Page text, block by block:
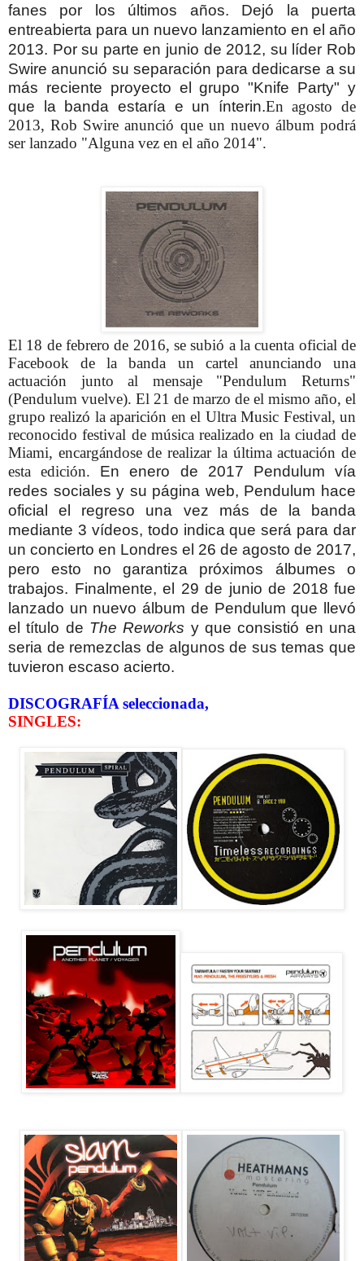
fanes por los últimos años. Dejó la puerta
entreabierta para un nuevo lanzamiento en el año
2013. Por su parte en junio de 2012, su líder Rob
Swireanunció su separación para dedicarse a su
más reciente proyecto el grupo "Knife Party" y
que la banda estaría e un ínterin.En agosto de
2013, Rob Swire anunció que un nuevo álbum podrá
ser lanzado "Alguna vez en el año 2014".
El 18 de febrero de 2016, se subió a la cuenta oficial de
Facebook de la banda un cartel anunciando una
actuación junto al mensaje "Pendulum Returns"
(Pendulum vuelve). El 21 de marzo de el mismo año, el
grupo realizó la aparición en el Ultra Music Festival, un
reconocido festival de música realizado en la ciudad de
Miami, encargándose de realizar la última actuación de
esta edición. En enero de 2017 Pendulum vía
redes sociales y su página web, Pendulum hace
oficial el regreso una vez más de la banda
mediante 3 vídeos, todo indica que será para dar
un concierto en Londres el 26 de agosto de 2017,
pero esto no garantiza próximos álbumes o
trabajos. Finalmente, el 29 de junio de 2018 fue
lanzado un nuevo álbum de Pendulum que llevó
el título de The Reworks y que consistió en una
seria de remezclas de algunos de sus temas que
tuvieron escaso acierto.
DISCOGRAFÍA seleccionada,
SINGLES: